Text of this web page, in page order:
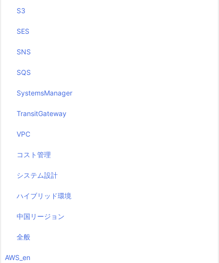
S3
SES
SNS
SQS
SystemsManager
TransitGateway
VPC
コスト管理
システム設計
ハイブリッド環境
中国リージョン
全般
AWS_en